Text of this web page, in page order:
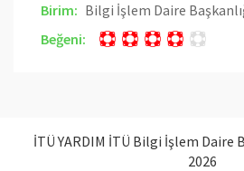
Birim: Bilgi İşlem Daire
Beğeni:
İTÜ YARDIM İTÜ Bilgi İşlem Daire
2026